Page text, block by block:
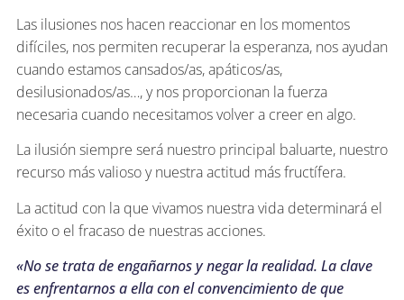
Las ilusiones nos hacen reaccionar en los momentos
difíciles, nos permiten recuperar la esperanza, nos ayudan
cuando estamos cansados/as, apáticos/as,
desilusionados/as…, y nos proporcionan la fuerza
necesaria cuando necesitamos volver a creer en algo.
La ilusión siempre será nuestro principal baluarte, nuestro
recurso más valioso y nuestra actitud más fructífera.
La actitud con la que vivamos nuestra vida determinará el
éxito o el fracaso de nuestras acciones.
«No se trata de engañarnos y negar la realidad. La clave
es enfrentarnos a ella con el convencimiento de que